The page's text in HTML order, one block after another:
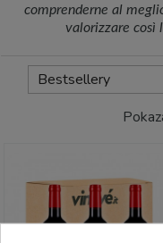
comprenderne al
valorizzare così
Bestsellery